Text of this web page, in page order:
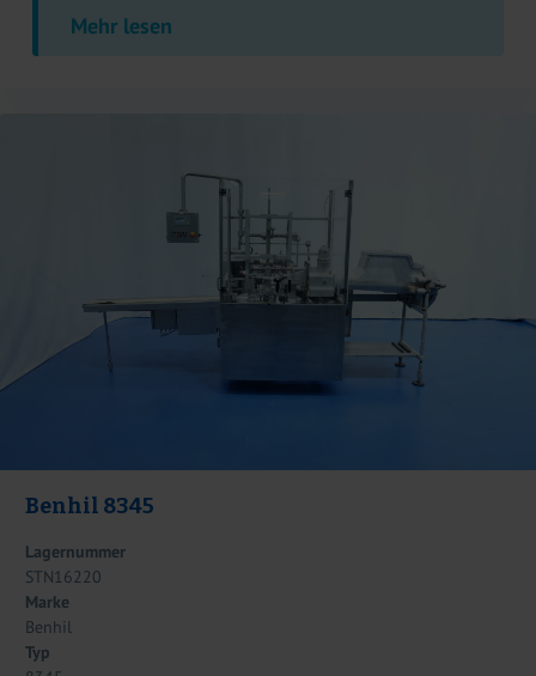
Mehr lesen
Benhil 8345
Lagernummer
STN16220
Marke
Benhil
Typ